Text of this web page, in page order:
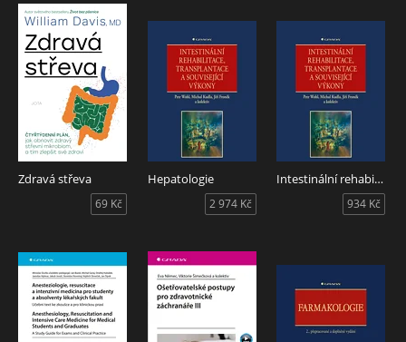
Zdravá střeva
69 Kč
Hepatologie
2 974 Kč
Intestinální rehabilitace, transplantace a související výkony
934 Kč